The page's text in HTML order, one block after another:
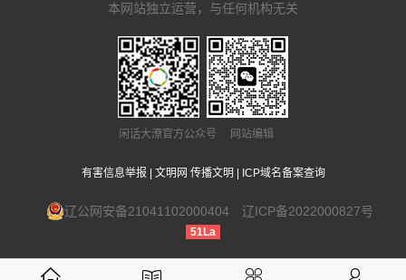
本网站独立运营，与任何机构无关
闲话大潦官方公众号 网站编辑
有害信息举报 文明网 传播文明 ICP域名备案查询
辽公网安备21041102000404 辽ICP备2022000827号
51La